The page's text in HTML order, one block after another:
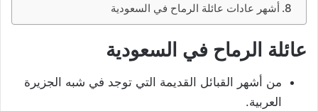
أشهر عادات عائلة الرماح في السعودية
عائلة الرماح في السعودية
من أشهر القبائل القديمة التي توجد في شبه الجزيرة
العربية.